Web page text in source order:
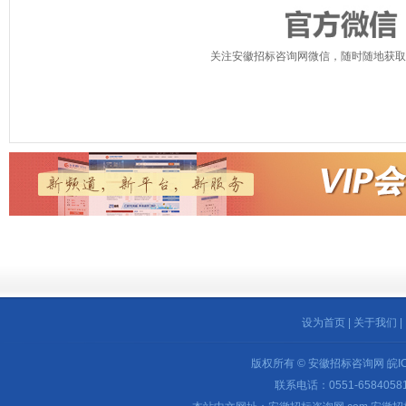
关注安徽招标咨询网微信，随时随地获
设为首页 关于我们
版权所有 © 安徽招标咨询网 皖
联系电话：0551-